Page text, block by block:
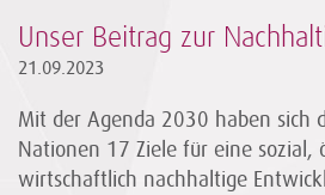
Unser Beitrag zur
21.09.2023
Mit der Agenda 2030 haben sich
Nationen 17 Ziele für eine sozial,
wirtschaftlich nachhaltige